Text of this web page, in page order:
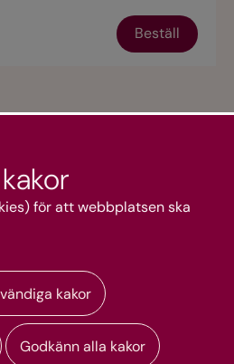
Beställ
för att webbplatsen ska
kakor
Godkänn alla kakor